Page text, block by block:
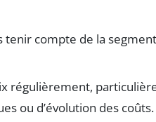
tenir compte de la
régulièrement,
ou d’évolution des coûts.